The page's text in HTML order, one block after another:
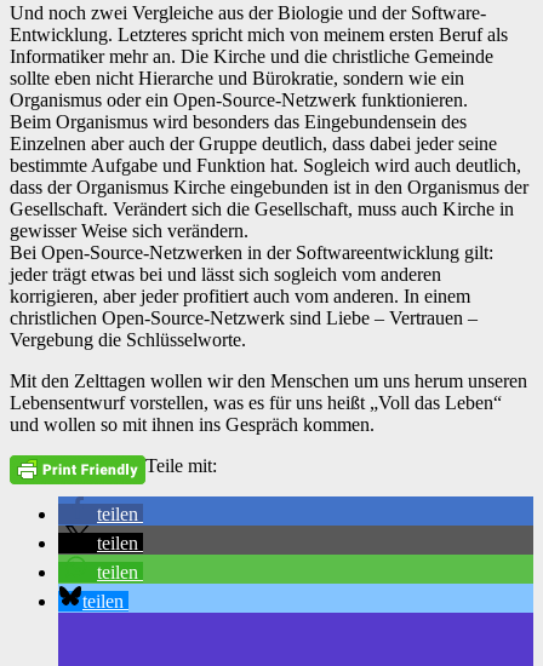
Und noch zwei Vergleiche aus der Biologie und der Software-
Entwicklung. Letzteres spricht mich von meinem ersten Beruf als
Informatiker mehr an. Die Kirche und die christliche Gemeinde
sollte eben nicht Hierarche und Bürokratie, sondern wie ein
Organismus oder ein Open-Source-Netzwerk funktionieren.
Beim Organismus wird besonders das Eingebundensein des
Einzelnen aber auch der Gruppe deutlich, dass dabei jeder seine
bestimmte Aufgabe und Funktion hat. Sogleich wird auch deutlich,
dass der Organismus Kirche eingebunden ist in den Organismus der
Gesellschaft. Verändert sich die Gesellschaft, muss auch Kirche in
gewisser Weise sich verändern.
Bei Open-Source-Netzwerken in der Softwareentwicklung gilt:
jeder trägt etwas bei und lässt sich sogleich vom anderen
korrigieren, aber jeder profitiert auch vom anderen. In einem
christlichen Open-Source-Netzwerk sind Liebe – Vertrauen –
Vergebung die Schlüsselworte.
Mit den Zelttagen wollen wir den Menschen um uns herum unseren
Lebensentwurf vorstellen, was es für uns heißt „Voll das Leben“
und wollen so mit ihnen ins Gespräch kommen.
Teile mit:
teilen
teilen
teilen
teilen